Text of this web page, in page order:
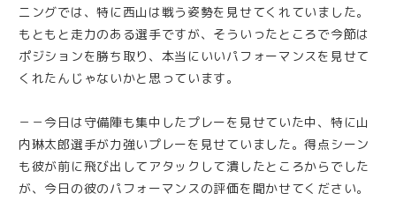
ニングでは、特に西山は戦う姿勢を見せてくれていました。
もともと走力のある選手ですが、そういったところで今節は
ポジションを勝ち取り、本当にいいパフォーマンスを見せて
くれたんじゃないかと思っています。
－－今日は守備陣も集中したプレーを見せていた中、特に山
内琳太郎選手が力強いプレーを見せていました。得点シーン
も彼が前に飛び出してアタックして潰したところからでした
が、今日の彼のパフォーマンスの評価を聞かせてください。